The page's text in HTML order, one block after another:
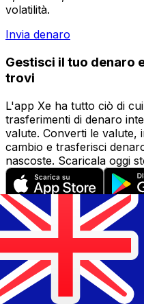
volatilità.
Invia denaro
Gestisci il tuo denaro
trovi
L'app Xe ha tutto ciò di
trasferimenti di denaro
valute. Converti le valute,
cambio e trasferisci
nascoste. Scaricala oggi